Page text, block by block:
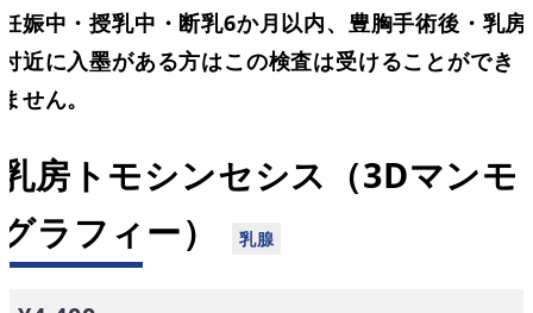
妊娠中・授乳中・断乳6か月以内、豊胸手術後・乳房
付近に入墨がある方はこの検査は受けることができ
ません。
乳房トモシンセシス（3Dマンモ
グラフィー）